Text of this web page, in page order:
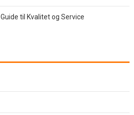
til Kvalitet og Service